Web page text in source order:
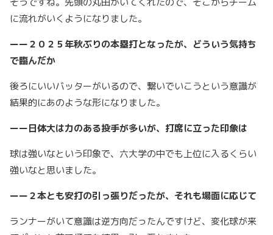
に流れがいくようになりました。
ーー２０２５年秋ぶりの本塁打となったが、どういう気持ち
で臨んだか
後ろにいいバッターがいるので、繋いでいこうという意識が
結果的にあのような形になりました。
ーー日体大は力のある投手が多いが、打席に立った印象は
球は強いなという印象で、六大学の中でも上位に入るくらい
強いなと思いました。
ーー２本とも安打の引っ張りだったが、それも場面に応じて
ランナーがいて意識は逆方向だったんですけど、変化球が来